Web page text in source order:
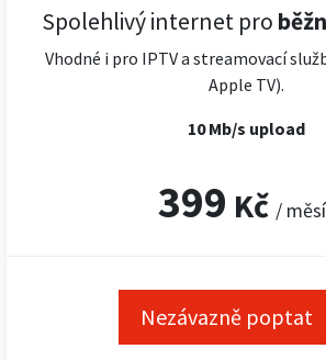
Spolehlivý internet pro
Vhodné i pro IPTV a streamovací
Apple TV).
10 Mb/s upload
399 Kč /
Nezávazně poptat